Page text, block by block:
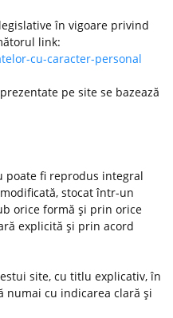
în vigoare privind
link:
cu-caracter-personal
pe site se bazează
poate fi reprodus integral
stocat într-un
orice formă şi prin orice
explicită şi prin acord
site, cu titlu explicativ, în
numai cu indicarea clară şi